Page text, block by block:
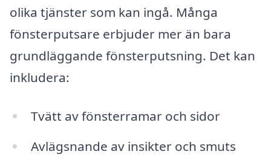
olika tjänster som kan ingå. Många
fönsterputsare erbjuder mer än bara
grundläggande fönsterputsning. Det kan
inkludera:
Tvätt av fönsterramar och sidor
Avlägsnande av insikter och smuts